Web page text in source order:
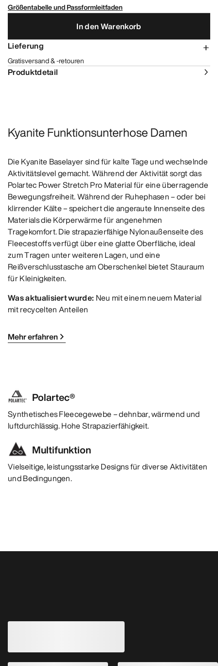
Größentabelle und Passformleitfaden
In den Warenkorb
Lieferung
Gratisversand & -retouren
Produktdetail
Kyanite Funktionsunterhose Damen
Die Kyanite Baselayer sind für kalte Tage und wechselnde
Aktivitätslevel gemacht. Während der Aktivität sorgt das
Polartec Power Stretch Pro Material für eine überragende
Bewegungsfreiheit. Während der Ruhephasen – oder bei
klirrender Kälte – speichert die angeraute Innenseite des
Materials die Körperwärme für angenehmen
Tragekomfort. Die strapazierfähige Nylonaußenseite des
Fleecestoffs verfügt über eine glatte Oberfläche, ideal
zum Tragen unter weiteren Lagen, und eine
Reißverschlusstasche am Oberschenkel bietet Stauraum
für Kleinigkeiten.
Was aktualisiert wurde: Neu mit einem neuem Material
mit recycelten Anteilen
Mehr erfahren
Polartec®
Synthetisches Fleecegewebe – dehnbar, wärmend und
luftdurchlässig. Hohe Strapazierfähigkeit.
Multifunktion
Vielseitige, leistungsstarke Designs für diverse Aktivitäten
und Bedingungen.